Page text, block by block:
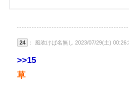
24 ： 風吹けば名無し 2023/07/29(土)
>>15
草